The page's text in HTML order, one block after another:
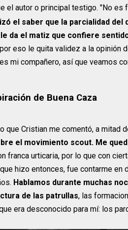
el autor o principal testigo. "No es
el saber que la parcialidad
da el matiz que confiere
eso le quita validez a la opinión
mi compañero, así que veamos
de Buena Caza
que Cristian me comentó, a mitad
el movimiento scout. Me
franca urticaria, por lo que con
hizo entonces, fue contarme
Hablamos durante muchas
de las patrullas, las
era desconocido para mí: los